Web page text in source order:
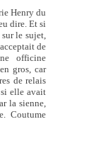
Henry du
dire. Et si
le sujet,
de
officine
gros, car
de relais
elle avait
la sienne,
Coutume